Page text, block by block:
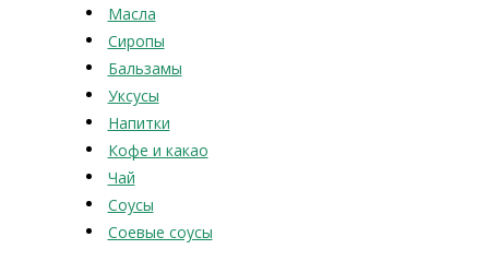
Масла
Сиропы
Бальзамы
Уксусы
Напитки
Кофе и какао
Чай
Соусы
Соевые соусы